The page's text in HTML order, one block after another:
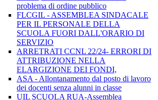
problema di ordine pubblico
FLCGIL - ASSEMBLEA SINDACALE
PER IL PERSONALE DELLA
SCUOLA FUORI DALL'ORARIO DI
SERVIZIO
ARRETRATI CCNL 22/24- ERRORI DI
ATTRIBUZIONE NELLA
ELARGIZIONE DEI FONDI,
ASA - Allontanamento dal posto di lavoro
dei docenti senza alunni in classe
UIL SCUOLA RUA-Assemblea